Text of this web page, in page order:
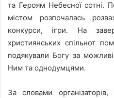
та Героям Небесної сотні.
містом розпочалась
конкурси, ігри. На
християнських спільнот
подякували Богу за
Ним та однодумцями.
За словами